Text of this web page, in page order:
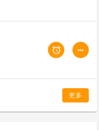
、有效率，而且完整），而
程式非常的小，語法優雅，
要你學上手了，你就會深深
、 sed 、 awk 和 sh 這幾個
Script，因為其中一些符號
懂得 awk 和 sed 那就更好
的工具」。如果它沒有比其
更多